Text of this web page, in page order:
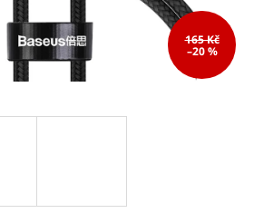
165 Kč
–20 %